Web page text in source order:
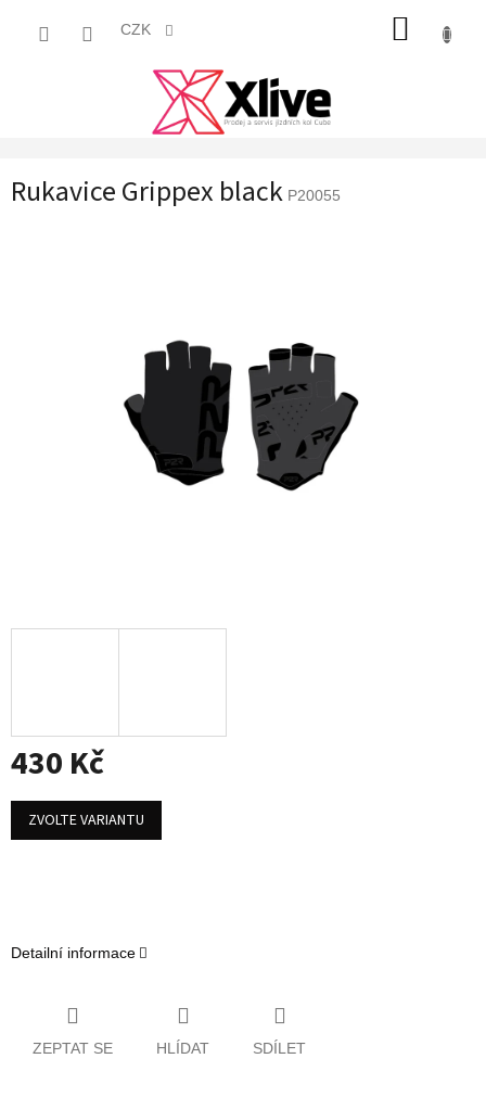
CZK
Rukavice Grippex black P20055
430 Kč
Měrná
cena:
ZVOLTE VARIANTU
Detailní informace
ZEPTAT SE HLÍDAT SDÍLET